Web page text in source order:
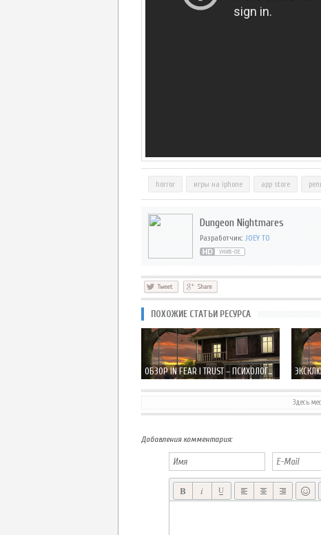
horror игры на iphone app store
Dungeon Nightmares
Разработчик: JOEY TO
ПОХОЖИЕ СТАТЬИ РЕСУРСА
ОБЗОР IN FEAR I TRUST – ПСИХОЛОГИЧЕСКИЙ ТРИЛЛЕР ДЛЯ IPHONE И IPAD
Здесь
Добавления комментария: